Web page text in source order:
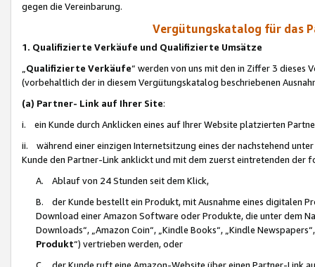
gegen die Vereinbarung.
Vergütungskatalog für das
1. Qualifizierte Verkäufe und Qualifizierte Umsätze
Qualifizierte Verkäufe“ werden von uns mit den in Ziffer 3
(vorbehaltlich der in diesem Vergütungskatalog beschriebenen
(a) Partner- Link auf Ihrer Site:
i. ein Kunde durch Anklicken eines auf Ihrer Website platzierten
ii. während einer einzigen Internetsitzung eines der nachstehend
Kunde den Partner-Link anklickt und mit dem zuerst eintretenden der
A. Ablauf von 24 Stunden seit dem Klick,
B. der Kunde bestellt ein Produkt, mit Ausnahme eines digitalen
Download einer Amazon Software oder Produkte, die unter dem
Downloads“, „Amazon Coin“, „Kindle Books“, „Kindle
Produkt“) vertrieben werden, oder
C. der Kunde ruft eine Amazon-Website über einen Partner-Link